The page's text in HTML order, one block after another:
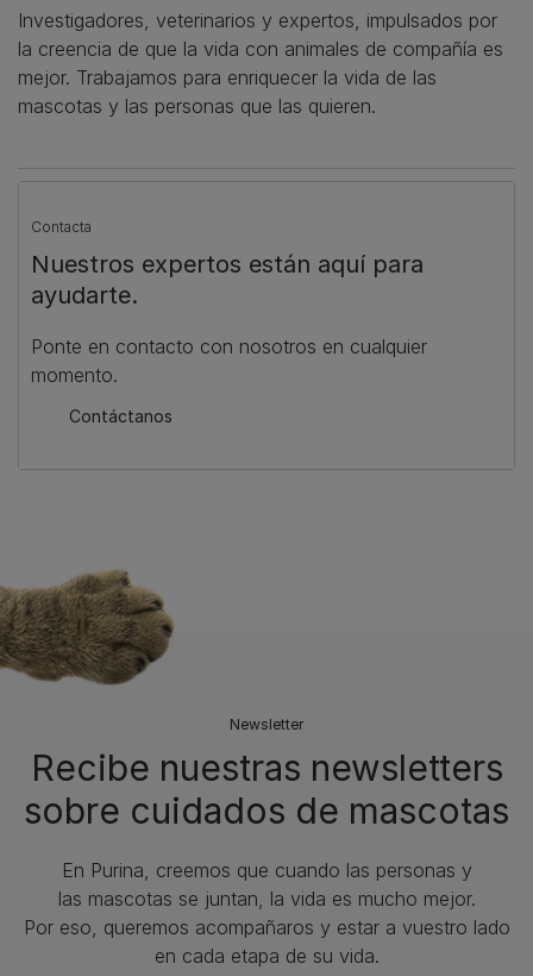
Investigadores, veterinarios y expertos, impulsados por
la creencia de que la vida con animales de compañía es
mejor. Trabajamos para enriquecer la vida de las
mascotas y las personas que las quieren.
Contacta
Nuestros expertos están aquí para
ayudarte.
Ponte en contacto con nosotros en cualquier
momento.
Contáctanos
Newsletter
Recibe nuestras newsletters
sobre cuidados de mascotas​
En Purina, creemos que cuando las personas y
las mascotas se juntan, la vida es mucho mejor.
Por eso, queremos acompañaros y estar a vuestro lado
en cada etapa de su vida.​